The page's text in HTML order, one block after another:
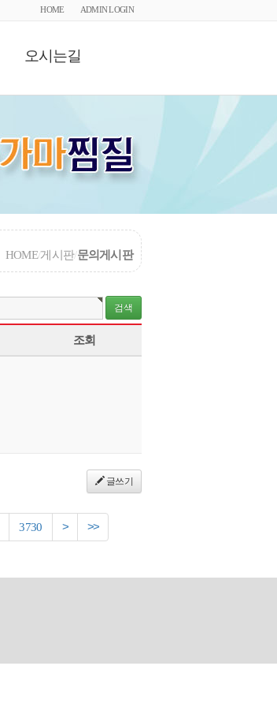
HOME ADMIN LOGIN
오시는길
HOME/게시판/문의게시판
조회
글쓰기
3730 > >>